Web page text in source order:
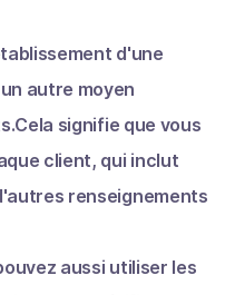
d'une
autre moyen
signifie que vous
client, qui inclut
renseignements
aussi utiliser les